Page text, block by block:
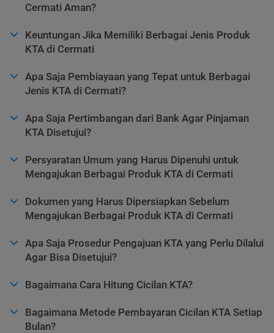
Cermati Aman?
Keuntungan Jika Memiliki Berbagai Jenis Produk
KTA di Cermati
Apa Saja Pembiayaan yang Tepat untuk Berbagai
Jenis KTA di Cermati?
Apa Saja Pertimbangan dari Bank Agar Pinjaman
KTA Disetujui?
Persyaratan Umum yang Harus Dipenuhi untuk
Mengajukan Berbagai Produk KTA di Cermati
Dokumen yang Harus Dipersiapkan Sebelum
Mengajukan Berbagai Produk KTA di Cermati
Apa Saja Prosedur Pengajuan KTA yang Perlu Dilalui
Agar Bisa Disetujui?
Bagaimana Cara Hitung Cicilan KTA?
Bagaimana Metode Pembayaran Cicilan KTA Setiap
Bulan?